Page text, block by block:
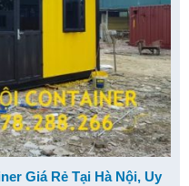
Giá Rẻ Tại Hà Nội, Uy